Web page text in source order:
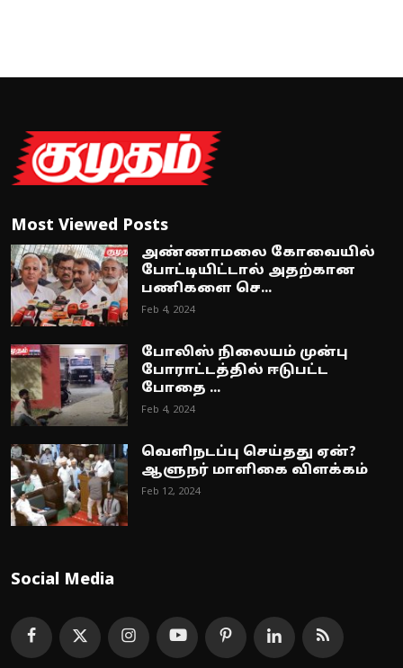
Most Viewed Posts
அண்ணாமலை கோவையில்
போட்டியிட்டால் அதற்கான
பணிகளை செ...
Feb 4, 2024
போலிஸ் நிலையம் முன்பு
போராட்டத்தில் ஈடுபட்ட
போதை ...
Feb 4, 2024
வெளிநடப்பு செய்தது ஏன்?
ஆளுநர் மாளிகை விளக்கம்
Feb 12, 2024
Social Media